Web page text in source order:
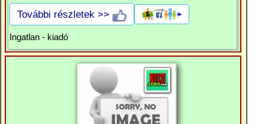
További részletek >>
Ingatlan - kiadó